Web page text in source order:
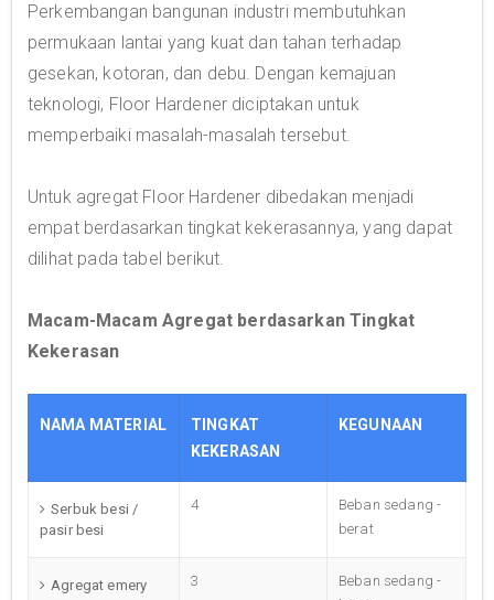
Perkembangan bangunan industri membutuhkan
permukaan lantai yang kuat dan tahan terhadap
gesekan, kotoran, dan debu. Dengan kemajuan
teknologi, Floor Hardener diciptakan untuk
memperbaiki masalah-masalah tersebut.
Untuk agregat Floor Hardener dibedakan menjadi
empat berdasarkan tingkat kekerasannya, yang dapat
dilihat pada tabel berikut.
Macam-Macam Agregat berdasarkan Tingkat
Kekerasan
NAMA MATERIAL
TINGKAT
KEKERASAN
KEGUNAAN
Serbuk besi /
pasir besi
4
Beban sedang -
berat
Agregat emery 3
Beban sedang -